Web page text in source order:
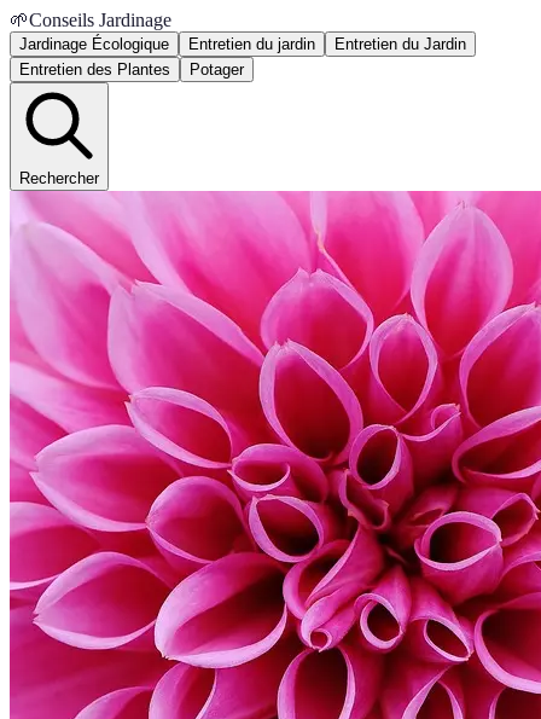
🌱Conseils Jardinage
Jardinage Écologique Entretien du jardin
Entretien du Jardin
Entretien des Plantes
Potager
Rechercher